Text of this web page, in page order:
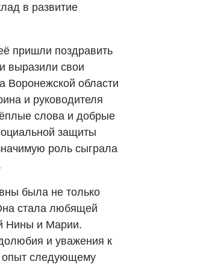
в развитие
пришли поздравить
выразили свои
Воронежской области
и руководителя
слова и добрые
защиты
роль сыграла
была не только
стала любящей
Нины и Марии.
и уважения к
опыт следующему